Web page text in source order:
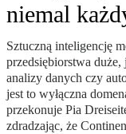
niemal
Sztuczną inteligencję
przedsiębiorstwa
analizy danych czy
jest to wyłączna
przekonuje Pia
zdradzając, że